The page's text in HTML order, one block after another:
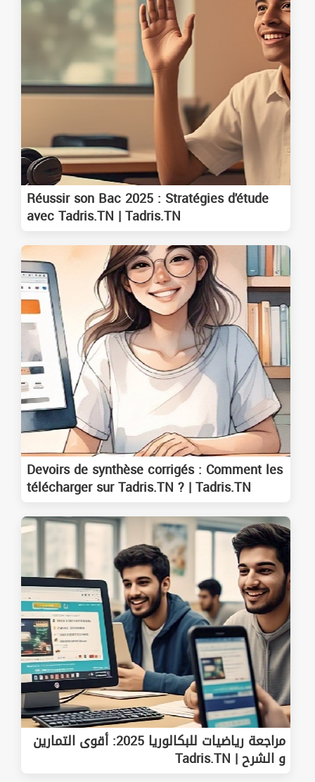
Réussir son Bac 2025 : Stratégies d'étude
avec Tadris.TN | Tadris.TN
Devoirs de synthèse corrigés : Comment les
télécharger sur Tadris.TN ? | Tadris.TN
مراجعة رياضيات للبكالوريا 2025: أقوى التمارين
و الشرح | Tadris.TN